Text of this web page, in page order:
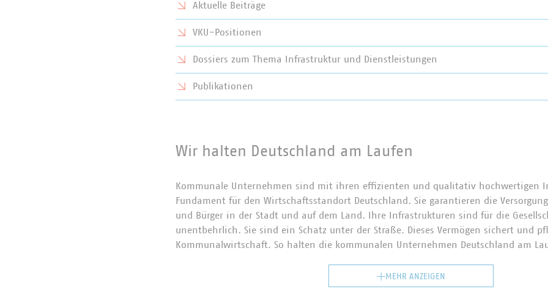
Aktuelle Beiträge
VKU-Positionen
Dossiers zum Thema Infrastruktur und Dienstleistungen
Publikationen
Wir halten Deutschland am Laufen
Kommunale Unternehmen sind mit ihren effizienten und qualitativ hochwertigen
Fundament für den Wirtschaftsstandort Deutschland. Sie garantieren die
und Bürger in der Stadt und auf dem Land. Ihre Infrastrukturen sind für die
unentbehrlich. Sie sind ein Schatz unter der Straße. Dieses Vermögen sichert und
Kommunalwirtschaft. So halten die kommunalen Unternehmen Deutschland am
MEHR ANZEIGEN